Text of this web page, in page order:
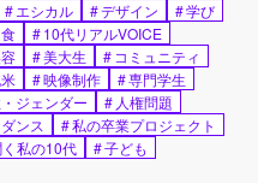
#エシカル #デザイン #学び
食 #10代リアルVOICE
#美大生 # コミュニティ
#映像制作 #専門学生
ジェンダー # 人権問題
ダンス #私の卒業プロジェクト
私の10代 #子ども